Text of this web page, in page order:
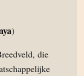
)
die